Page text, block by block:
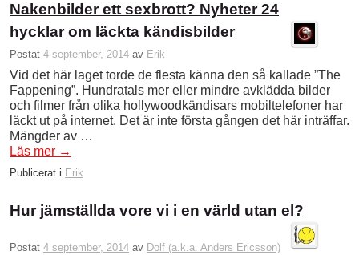
Nakenbilder ett sexbrott? Nyheter 24
hycklar om läckta kändisbilder
Postat 4 september, 2014 av Erik
Vid det här laget torde de flesta känna den så kallade ”The
Fappening”. Hundratals mer eller mindre avklädda bilder
och filmer från olika hollywoodkändisars mobiltelefoner har
läckt ut på internet. Det är inte första gången det här inträffar.
Mängder av …
Läs mer →
Publicerat i Erik
Hur jämställda vore vi i en värld utan el?
Postat 4 september, 2014 av Dolf (a.k.a. Anders Ericsson)